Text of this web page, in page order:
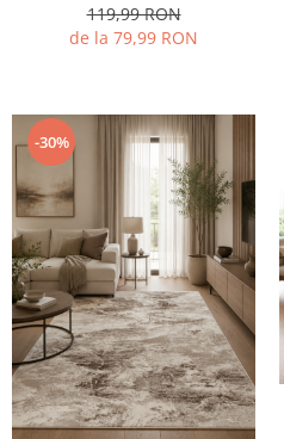
119,99 RON
de la 79,99 RON
-30%